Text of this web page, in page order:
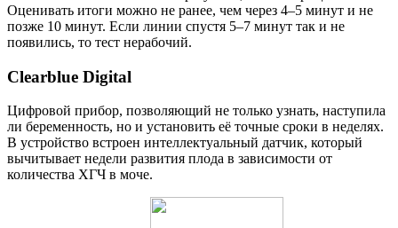
Оценивать итоги можно не ранее, чем через 4–5 минут и не
позже 10 минут. Если линии спустя 5–7 минут так и не
появились, то тест нерабочий.
Clearblue Digital
Цифровой прибор, позволяющий не только узнать, наступила
ли беременность, но и установить её точные сроки в неделях.
В устройство встроен интеллектуальный датчик, который
вычитывает недели развития плода в зависимости от
количества ХГЧ в моче.